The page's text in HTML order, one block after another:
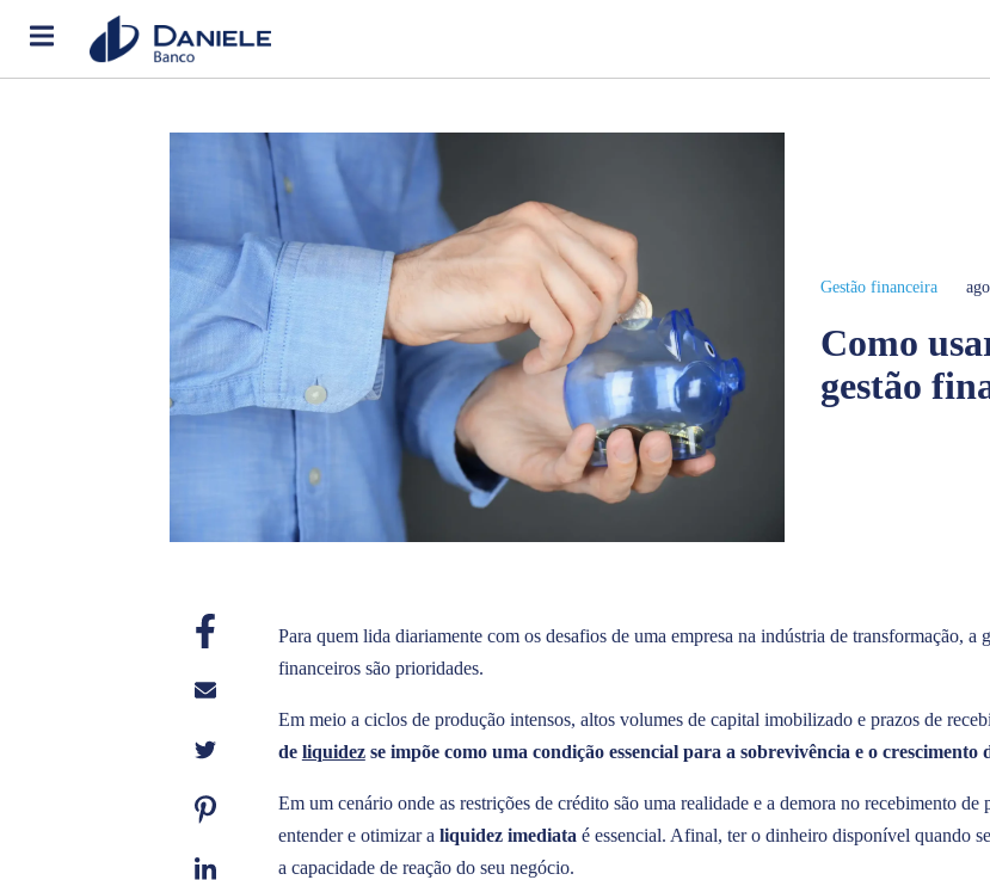
Gestão financeira
Como
gestão
Para quem lida diariamente com os desafios de uma empresa na indústria de transformação, a
financeiros são prioridades.
Em meio a ciclos de produção intensos, altos volumes de capital imobilizado e prazos de
de liquidezse impõe como uma condição essencial para a sobrevivência e o crescimento
Em um cenário onde as restrições de crédito são uma realidade e a demora no recebimento de
entender e otimizar a liquidez imediata é essencial. Afinal, ter o dinheiro disponível quando
a capacidade de reação do seu negócio.